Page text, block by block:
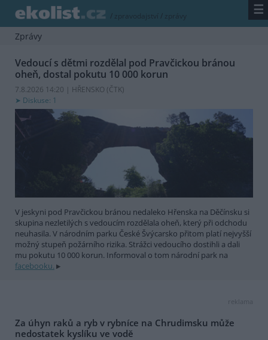
/ zpravodajství / zprávy ☰
Zprávy
Vedoucí s dětmi rozdělal pod Pravčickou bránou
oheň, dostal pokutu 10 000 korun
7.8.2026 14:20 | HŘENSKO (ČTK)
Diskuse: 1
V jeskyni pod Pravčickou bránou nedaleko Hřenska na Děčínsku si
skupina nezletilých s vedoucím rozdělala oheň, který při odchodu
neuhasila. V národním parku České Švýcarsko přitom platí nejvyšší
možný stupeň požárního rizika. Strážci vedoucího dostihli a dali
mu pokutu 10 000 korun. Informoval o tom národní park na
facebooku.
reklama
Za úhyn raků a ryb v rybníce na Chrudimsku může
nedostatek kyslíku ve vodě